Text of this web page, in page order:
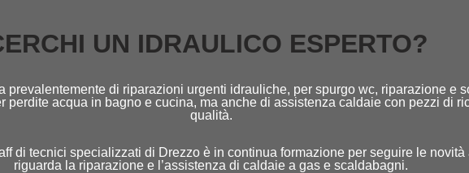
UN IDRAULICO ESPERTO?
prevalentemente di riparazioni urgenti idrauliche, per spurgo wc, riparazione e
perdite acqua in bagno e cucina, ma anche di assistenza caldaie con pezzi di
qualità.
di tecnici specializzati di Drezzo è in continua formazione per seguire le novità
riguarda la riparazione e l’assistenza di caldaie a gas e scaldabagni.